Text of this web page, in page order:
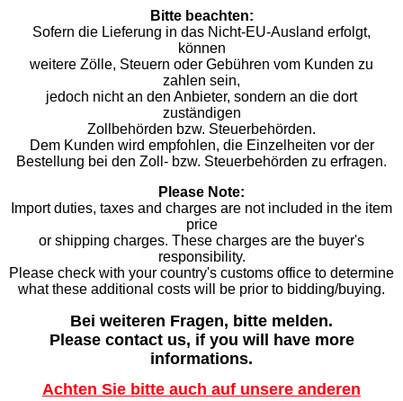
Bitte beachten:
Sofern die Lieferung in das Nicht-EU-Ausland erfolgt,
können
weitere Zölle, Steuern oder Gebühren vom Kunden zu
zahlen sein,
jedoch nicht an den Anbieter, sondern an die dort
zuständigen
Zollbehörden bzw. Steuerbehörden.
Dem Kunden wird empfohlen, die Einzelheiten vor der
Bestellung bei den Zoll- bzw. Steuerbehörden zu erfragen.
Please Note:
Import duties, taxes and charges are not included in the item
price
or shipping charges. These charges are the buyer's
responsibility.
Please check with your country's customs office to determine
what these additional costs will be prior to bidding/buying.
Bei weiteren Fragen, bitte melden.
Please contact us, if you will have more
informations.
Achten Sie bitte auch auf unsere anderen